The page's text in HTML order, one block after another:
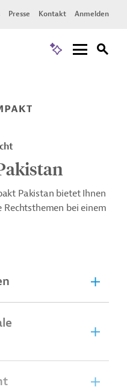
Presse Kontakt Anmelden
Pakistan bietet Ihnen
bei einem